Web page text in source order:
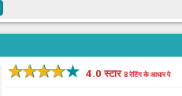
★★★★★ 4.0 स्टार8 रेटिंग के आधार पे